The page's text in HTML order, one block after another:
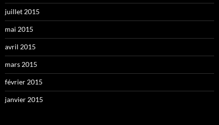
juillet 2015
mai 2015
avril 2015
mars 2015
février 2015
janvier 2015